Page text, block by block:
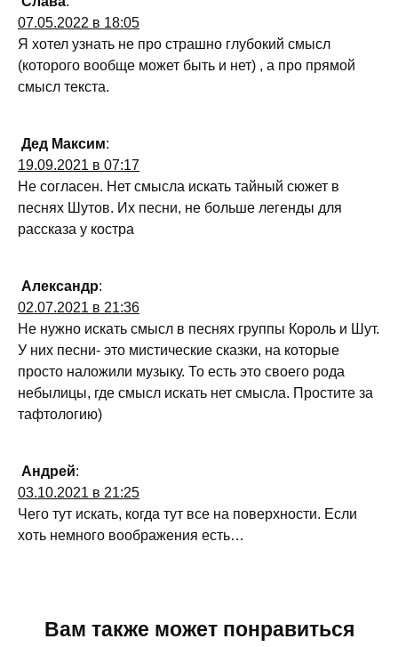
07.05.2022 в 18:05
Я хотел узнать не про страшно глубокий смысл
(которого вообще может быть и нет) , а про прямой
смысл текста.
Дед Максим:
19.09.2021 в 07:17
Не согласен. Нет смысла искать тайный сюжет в
песнях Шутов. Их песни, не больше легенды для
рассказа у костра
Александр:
02.07.2021 в 21:36
Не нужно искать смысл в песнях группы Король и Шут.
У них песни- это мистические сказки, на которые
просто наложили музыку. То есть это своего рода
небылицы, где смысл искать нет смысла. Простите за
тафтологию)
Андрей:
03.10.2021 в 21:25
Чего тут искать, когда тут все на поверхности. Если
хоть немного воображения есть…
Вам также может понравиться